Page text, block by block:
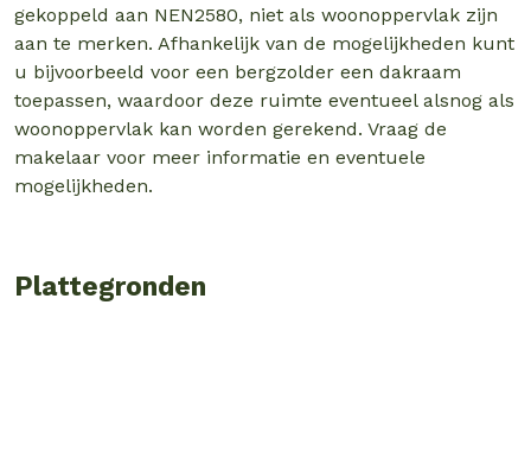
gekoppeld aan NEN2580, niet als woonoppervlak zijn
aan te merken. Afhankelijk van de mogelijkheden kunt
u bijvoorbeeld voor een bergzolder een dakraam
toepassen, waardoor deze ruimte eventueel alsnog als
woonoppervlak kan worden gerekend. Vraag de
makelaar voor meer informatie en eventuele
mogelijkheden.
Plattegronden